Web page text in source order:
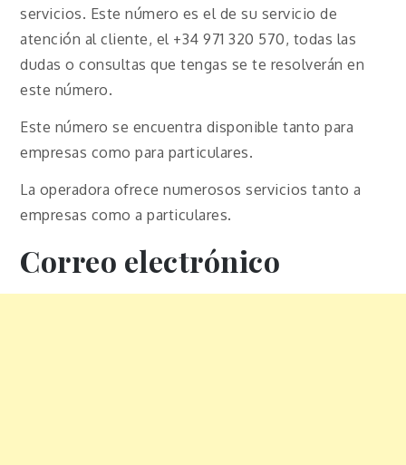
servicios. Este número es el de su servicio de
atención al cliente, el +34 971 320 570, todas las
dudas o consultas que tengas se te resolverán en
este número.
Este número se encuentra disponible tanto para
empresas como para particulares.
La operadora ofrece numerosos servicios tanto a
empresas como a particulares.
Correo electrónico